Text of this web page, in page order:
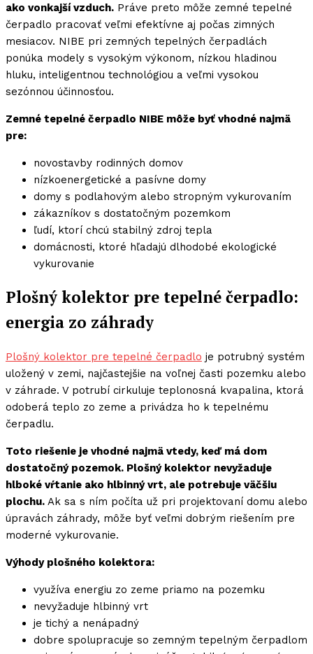
ako vonkajší vzduch. Práve preto môže zemné tepelné
čerpadlo pracovať veľmi efektívne aj počas zimných
mesiacov. NIBE pri zemných tepelných čerpadlách
ponúka modely s vysokým výkonom, nízkou hladinou
hluku, inteligentnou technológiou a veľmi vysokou
sezónnou účinnosťou.
Zemné tepelné čerpadlo NIBE môže byť vhodné najmä
pre:
novostavby rodinných domov
nízkoenergetické a pasívne domy
domy s podlahovým alebo stropným vykurovaním
zákazníkov s dostatočným pozemkom
ľudí, ktorí chcú stabilný zdroj tepla
domácnosti, ktoré hľadajú dlhodobé ekologické
vykurovanie
Plošný kolektor pre tepelné čerpadlo:
energia zo záhrady
Plošný kolektor pre tepelné čerpadlo je potrubný systém
uložený v zemi, najčastejšie na voľnej časti pozemku alebo
v záhrade. V potrubí cirkuluje teplonosná kvapalina, ktorá
odoberá teplo zo zeme a privádza ho k tepelnému
čerpadlu.
Toto riešenie je vhodné najmä vtedy, keď má dom
dostatočný pozemok. Plošný kolektor nevyžaduje
hlboké vŕtanie ako hlbinný vrt, ale potrebuje väčšiu
plochu. Ak sa s ním počíta už pri projektovaní domu alebo
úpravách záhrady, môže byť veľmi dobrým riešením pre
moderné vykurovanie.
Výhody plošného kolektora:
využíva energiu zo zeme priamo na pozemku
nevyžaduje hlbinný vrt
je tichý a nenápadný
dobre spolupracuje so zemným tepelným čerpadlom